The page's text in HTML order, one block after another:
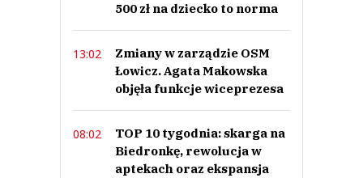
500 zł na dziecko to norma
13:02
Zmiany w zarządzie OSM
Łowicz. Agata Makowska
objęła funkcje wiceprezesa
08:02
TOP 10 tygodnia: skarga na
Biedronkę, rewolucja w
aptekach oraz ekspansja